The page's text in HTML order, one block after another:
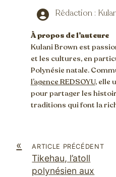
Rédaction :
À propos de l’auteure
Kulani Brown est
et les cultures, en
Polynésie natale.
l’agence REDSOYU, elle
pour partager les
traditions qui font la
« ARTICLE PRÉCÉDENT
Tikehau, l’atoll
polynésien aux